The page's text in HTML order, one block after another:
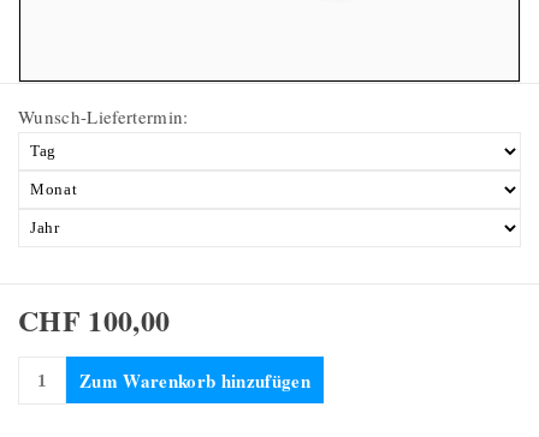
Wunsch-Liefertermin:
CHF 100,00
Zum Warenkorb hinzufügen